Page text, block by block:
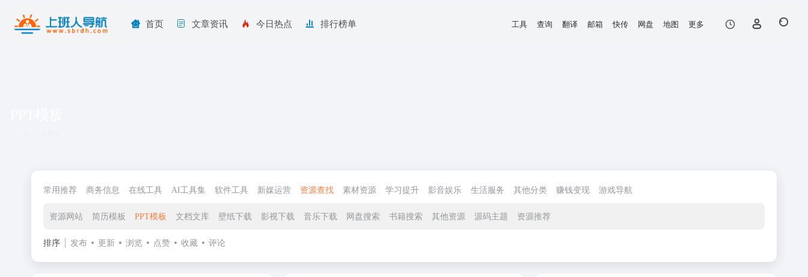
首页 文章资讯 今日热点 排行榜单 工具 查询 翻译 邮箱 快传 网盘 地图 更多
常用推荐 商务信息 在线工具 AI工具集 软件工具 新媒运营 资源查找 素材资源 学习提升 影音娱乐 生活服务 其他分类 赚钱变现 游戏导航
资源网站 简历模板 PPT模板 文档文库 壁纸下载 影视下载 音乐下载 网盘搜索 书籍搜索 其他资源 源码主题 资源推荐
排序 发布 更新 浏览 点赞 收藏 评论